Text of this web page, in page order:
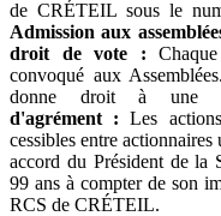
de CRÉTEIL sous le
Admission aux
droit de vote :
convoqué aux
donne droit à une
d'agrément : Les
cessibles entre actionnaires
accord du Président de la
99 ans à compter de son
RCS de CRÉTEIL.